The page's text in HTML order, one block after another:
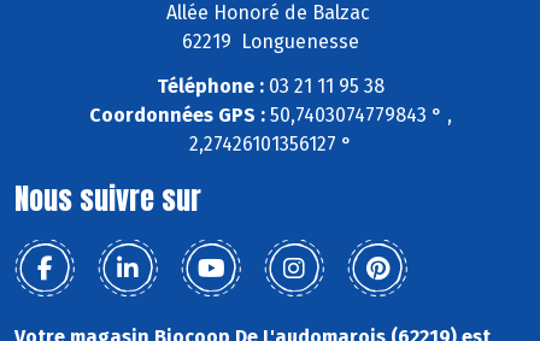
Allée Honoré de Balzac
62219 Longuenesse
Téléphone :03 21 11 95 38
Coordonnées GPS :50,7403074779843 ° ,
2,27426101356127 °
Nous suivre sur